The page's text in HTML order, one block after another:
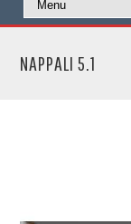
NAPPALI 5.1